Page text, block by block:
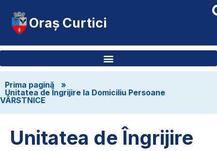
Oraș Curtici
Prima pagină
»
Unitatea de Îngrijire la Domiciliu Persoane
VÂRSTNICE
Unitatea de Îngrijire